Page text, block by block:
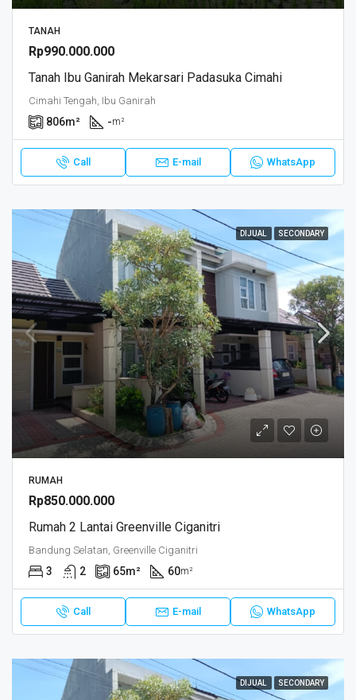
TANAH
Rp990.000.000
Tanah Ibu Ganirah Mekarsari Padasuka Cimahi
Cimahi Tengah, Ibu Ganirah
806m² -m²
Call E-mail WhatsApp
DIJUAL SECONDARY
RUMAH
Rp850.000.000
Rumah 2 Lantai Greenville Ciganitri
Bandung Selatan, Greenville Ciganitri
3 2 65m² 60m²
Call E-mail WhatsApp
DIJUAL SECONDARY